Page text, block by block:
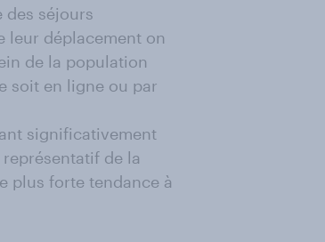
des séjours
leur déplacement on
de la population
soit en ligne ou par
significativement
de la
plus forte tendance à